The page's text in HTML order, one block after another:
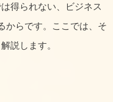
得られない、ビジネス
からです。ここでは、そ
説します。